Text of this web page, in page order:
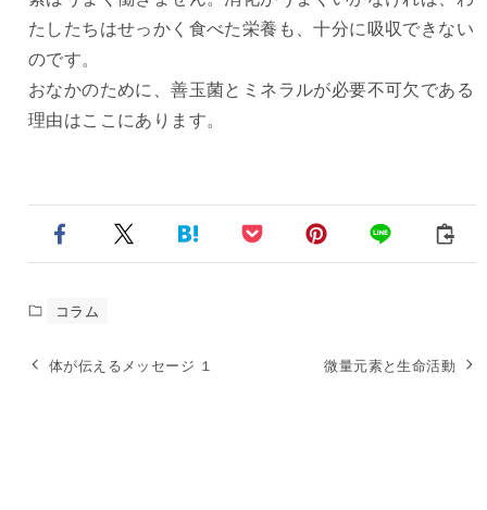
たしたちはせっかく食べた栄養も、十分に吸収できない
のです。
おなかのために、善玉菌とミネラルが必要不可欠である
理由はここにあります。
コラム
体が伝えるメッセージ １ 微量元素と生命活動